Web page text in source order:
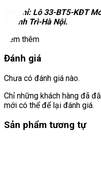
Địa chỉ: Lô 33-BT5-KĐT
Thanh Trì-Hà Nội.
Xem thêm
Đánh giá
Chưa có đánh giá nào.
Chỉ những khách hàng đã
mới có thể để lại đánh giá.
Sản phẩm tương tự